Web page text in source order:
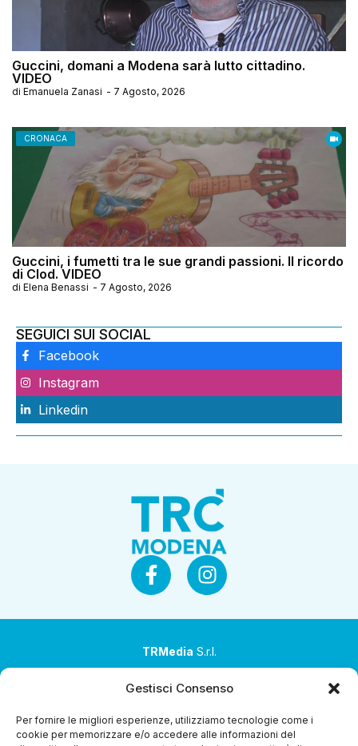
Gestisci Consenso
Per fornire le migliori esperienze, utilizziamo tecnologie come i
cookie per memorizzare e/o accedere alle informazioni del
Guccini, domani a Modena sarà lutto cittadino.
VIDEO
di Emanuela Zanasi - 7 Agosto, 2026
CRONACA
Guccini, i fumetti tra le sue grandi passioni. Il ricordo
di Clod. VIDEO
di Elena Benassi - 7 Agosto, 2026
SEGUICI SUI SOCIAL
Facebook
Instagram
Linkedin
TRMedia S.r.l.
coordinamento da parte di Coop Alleanza 3.0 Soc. Coop.